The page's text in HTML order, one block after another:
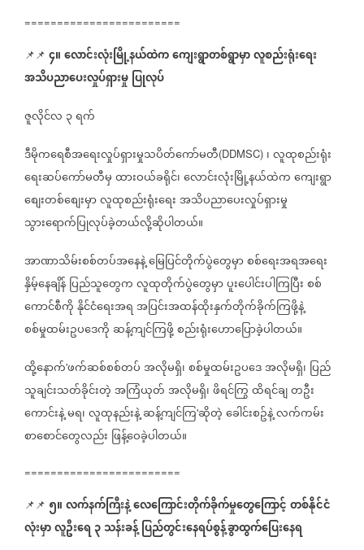
========================
📌📌 ၄။လောင်းလုံးမြို့နယ်ထဲကကျေးရွာတစ်ရွာမှာလူစည်းရုံးရေး
အသိပညာပေးလှုပ်ရှားမှုပြုလုပ်
ဇူလိုင်လ ၃ရက်
ဒီမိုကရေစီအရေးလှုပ်ရှားမှုသပိတ်ကော်မတီ(DDMSC) ၊လူထုစည်းရုံး
ရေးဆပ်ကော်မတီမှထားဝယ်ခရိုင်၊လောင်းလုံးမြို့နယ်ထဲကကျေးရွာ
စျေးတစ်စျေးမှာလူထုစည်းရုံးရေးအသိပညာပေးလှုပ်ရှားမှု
သွားရောက်ပြုလုပ်ခဲ့တယ်လို့ဆိုပါတယ်။
အာဏာသိမ်းစစ်တပ်အနေနဲ့မြေပြင်တိုက်ပွဲတွေမှာစစ်ရေးအရအရေး
နှိမ့်နေချိန်ပြည်သူတွေကလူထုတိုက်ပွဲတွေမှာပူးပေါင်းပါကြပြီးစစ်
ကောင်စီကိုနိုင်ငံရေးအရအပြင်းအထန်ထိုးနှက်တိုက်ခိုက်ကြဖို့နဲ့
စစ်မှုထမ်းဥပဒေကိုဆန့်ကျင်ကြဖို့စည်းရုံးဟောပြောခဲ့ပါတယ်။
ထို့နောက်'ဖက်ဆစ်စစ်တပ်အလိုမရှိ၊စစ်မှုထမ်းဥပဒေအလိုမရှိ၊ ပြည်
သူချင်းသတ်ခိုင်းတဲ့အကြံယုတ်အလိုမရှိ၊ဖိရင်ကြွထိရင်ချတဦး
ကောင်းနဲ့မရ၊လူထုနည်းနဲ့ဆန့်ကျင်ကြ'ဆိုတဲ့ခေါင်းစဥ်နဲ့လက်ကမ်း
စာစောင်တွေလည်း ဖြန့်ဝေခဲ့ပါတယ်။
========================
📌📌 ၅။လက်နက်ကြီးနဲ့လေကြောင်းတိုက်ခိုက်မှုတွေကြောင့်တစ်နိုင်ငံ
လုံးမှာလူဦးရေ၃သန်းခန့်ပြည်တွင်းနေရပ်စွန့်ခွာထွက်ပြေးနေရ